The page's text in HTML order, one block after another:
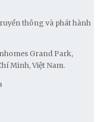
thông và phát hành
Grand Park,
Minh, Việt Nam.